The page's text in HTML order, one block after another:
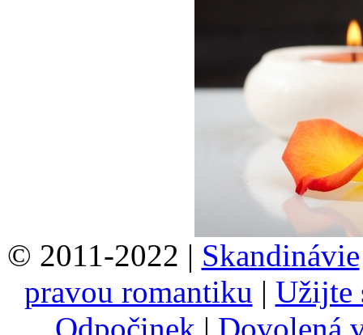
© 2011-2022 | Skandinávie
pravou romantiku | Užijte